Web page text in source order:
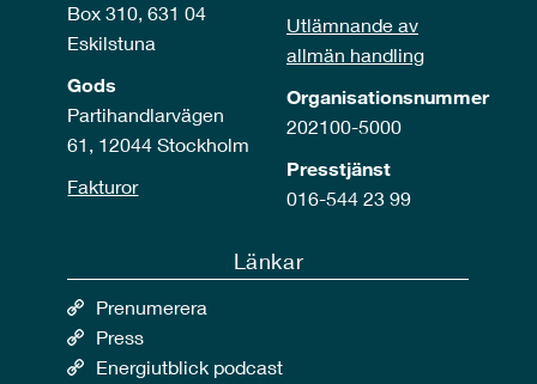
Box 310, 631 04
Eskilstuna
Gods
Partihandlarvägen
61, 12044 Stockholm
Fakturor
Utlämnande av
allmän handling
Organisationsnummer
202100-5000
Presstjänst
016-544 23 99
Länkar
Prenumerera
Press
Energiutblick podcast